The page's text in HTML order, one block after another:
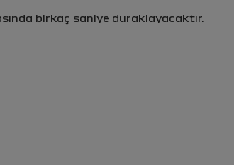
birkaç saniye duraklayacaktır.